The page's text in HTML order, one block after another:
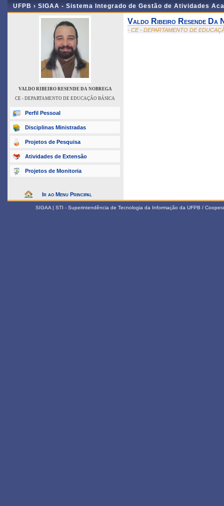
UFPB › SIGAA - Sistema Integrado de Gestão de Atividades
VALDO RIBEIRO RESENDE DA NOBREGA
CE - DEPARTAMENTO DE EDUCAÇÃO BÁSICA
Perfil Pessoal
Disciplinas Ministradas
Projetos de Pesquisa
Atividades de Extensão
Projetos de Monitoria
Ir ao Menu Principal
Valdo Ribeiro Resende Da
- CE - DEPARTAMENTO DE
SIGAA | STI - Superintendência de Tecnologia da Informação da UFPB /